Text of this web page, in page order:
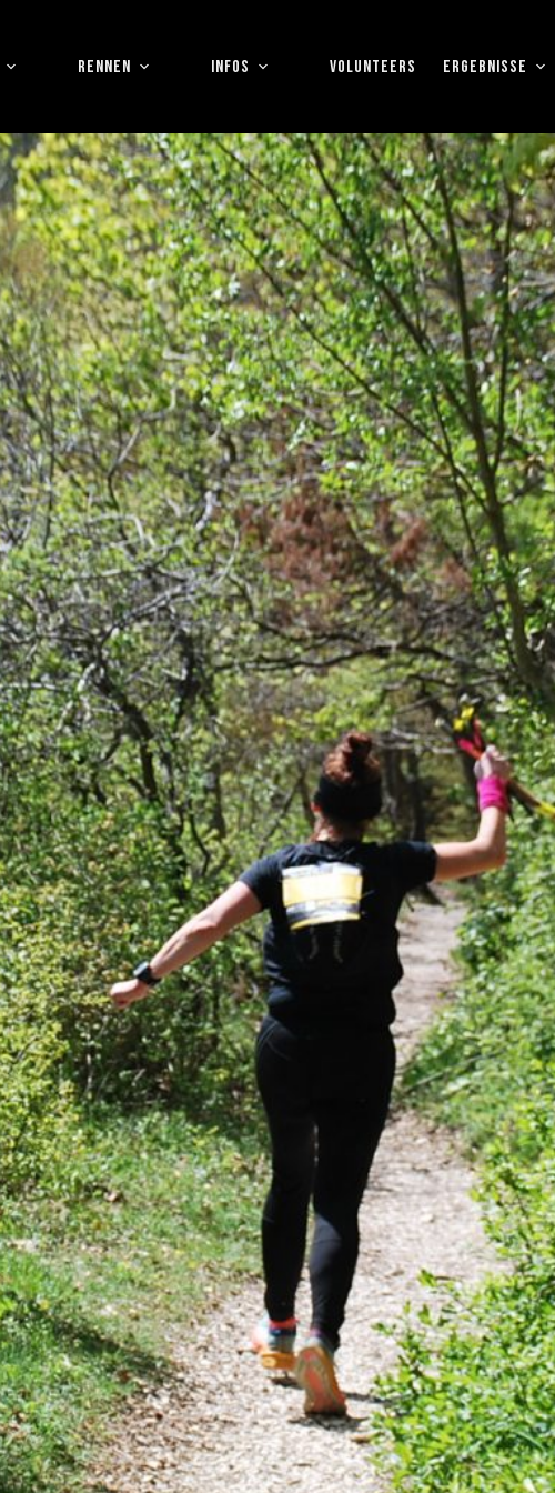
RENNEN INFOS VOLUNTEERS ERGEBNISSE